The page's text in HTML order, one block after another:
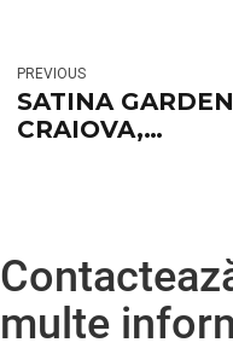
PREVIOUS
SATINA GARDEN
CRAIOVA,